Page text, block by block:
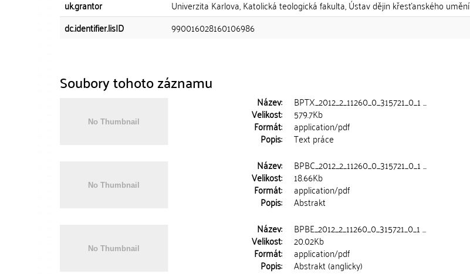
uk.grantor
Univerzita Karlova, Katolická teologická fakulta, Ústav dějin křesťanského umění
dc.identifier.lisID
990016028160106986
Soubory tohoto záznamu
Název: BPTX_2012_2_11260_0_315721_0_1 ...
Velikost: 579.7Kb
Formát: application/pdf
Popis: Text práce
Název: BPBC_2012_2_11260_0_315721_0_1 ...
Velikost: 18.66Kb
Formát: application/pdf
Popis: Abstrakt
Název: BPBE_2012_2_11260_0_315721_0_1 ...
Velikost: 20.02Kb
Formát: application/pdf
Popis: Abstrakt (anglicky)